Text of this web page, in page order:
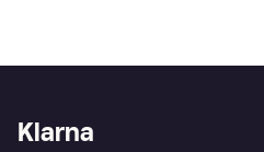
Klarna